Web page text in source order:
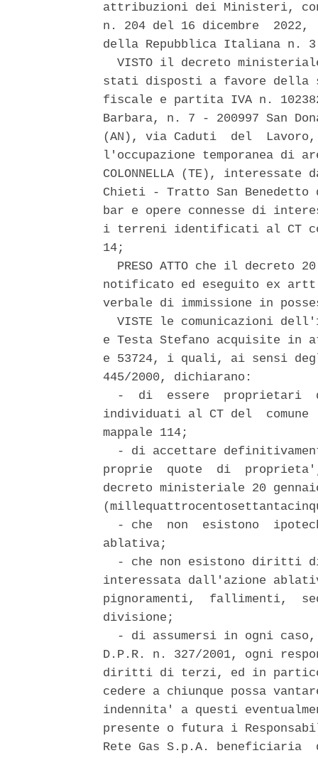
attribuzioni dei Ministeri,
n. 204 del 16 dicembre
della Repubblica Italiana n.
VISTO il decreto
stati disposti a favore della
fiscale e partita IVA n.
Barbara, n. 7 - 200997 San
(AN), via Caduti  del
l'occupazione temporanea di
COLONNELLA (TE),
Chieti - Tratto San Benedetto
bar e opere connesse di
i terreni identificati al CT
14;
PRESO ATTO che il decreto
notificato ed eseguito ex
verbale di immissione in
VISTE le comunicazioni
e Testa Stefano acquisite in
e 53724, i quali, ai sensi
445/2000, dichiarano:
-  di  essere  proprietari
individuati al CT del  comune
mappale 114;
- di accettare
proprie  quote  di
decreto ministeriale 20
- che  non  esistono
ablativa;
- che non esistono diritti
interessata dall'azione
pignoramenti,  fallimenti,
divisione;
- di assumersi in ogni
D.P.R. n. 327/2001, ogni
diritti di terzi, ed in
cedere a chiunque possa
indennita' a questi
presente o futura i
Rete Gas S.p.A. beneficiaria